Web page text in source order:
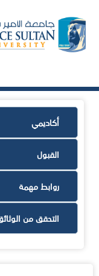
أكاديمي
القبول
روابط مهمة
التحقق من